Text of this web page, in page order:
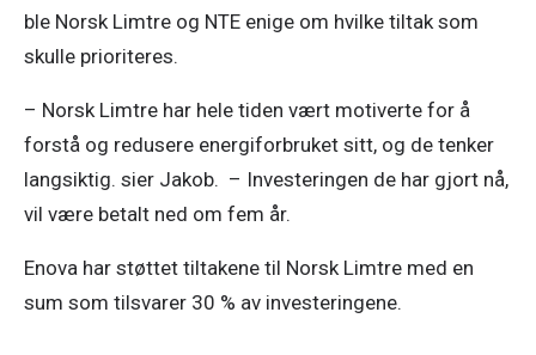
ble Norsk Limtre og NTE enige om hvilke tiltak som
skulle prioriteres.
– Norsk Limtre har hele tiden vært motiverte for å
forstå og redusere energiforbruket sitt, og de tenker
langsiktig. sier Jakob.  – Investeringen de har gjort nå,
vil være betalt ned om fem år.
Enova har støttet tiltakene til Norsk Limtre med en
sum som tilsvarer 30 % av investeringene.